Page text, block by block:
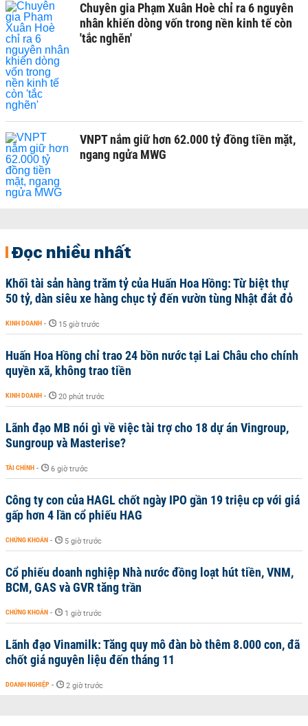
Chuyên gia Phạm Xuân Hoè chỉ ra 6 nguyên
nhân khiến dòng vốn trong nền kinh tế còn
'tắc nghẽn'
VNPT nắm giữ hơn 62.000 tỷ đồng tiền mặt,
ngang ngửa MWG
Đọc nhiều nhất
Khối tài sản hàng trăm tỷ của Huấn Hoa Hồng: Từ biệt thự
50 tỷ, dàn siêu xe hàng chục tỷ đến vườn tùng Nhật đắt đỏ
KINH DOANH - 15 giờ trước
Huấn Hoa Hồng chỉ trao 24 bồn nước tại Lai Châu cho chính
quyền xã, không trao tiền
KINH DOANH - 20 phút trước
Lãnh đạo MB nói gì về việc tài trợ cho 18 dự án Vingroup,
Sungroup và Masterise?
TÀI CHÍNH - 6 giờ trước
Công ty con của HAGL chốt ngày IPO gần 19 triệu cp với giá
gấp hơn 4 lần cổ phiếu HAG
CHỨNG KHOÁN - 5 giờ trước
Cổ phiếu doanh nghiệp Nhà nước đồng loạt hút tiền, VNM,
BCM, GAS và GVR tăng trần
CHỨNG KHOÁN - 1 giờ trước
Lãnh đạo Vinamilk: Tăng quy mô đàn bò thêm 8.000 con, đã
chốt giá nguyên liệu đến tháng 11
DOANH NGHIỆP - 2 giờ trước